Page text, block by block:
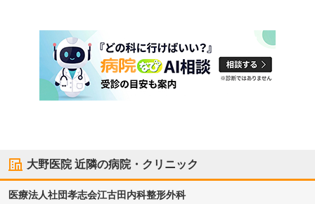
大野医院近隣の病院・クリニック
医療法人社団孝志会江古田内科整形外科